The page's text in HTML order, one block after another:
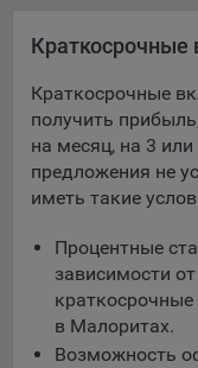
сервис показа
Google Ads -
предоставляемый
House Barrow
Краткосрочные
получить
на месяц, на 3
предложения не
иметь такие
Процентные
зависимости
в Малоритах.
Возможность